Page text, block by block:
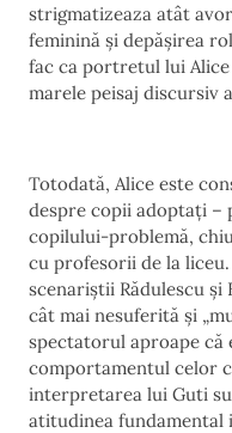
strigmatizeaza atât
feminină și depășirea
fac ca portretul lui
marele peisaj discursiv
Totodată, Alice este
despre copii adoptați
copilului-problemă,
cu profesorii de la
scenariștii Rădulescu și
cât mai nesuferită și
spectatorul aproape că
comportamentul celor
interpretarea lui Guti
atitudinea